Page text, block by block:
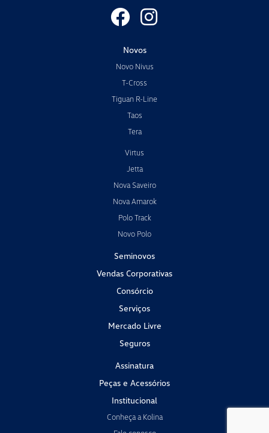
Novos
Novo Nivus
T-Cross
Tiguan R-Line
Taos
Tera
Virtus
Jetta
Nova Saveiro
Nova Amarok
Polo Track
Novo Polo
Seminovos
Vendas Corporativas
Consórcio
Serviços
Mercado Livre
Seguros
Assinatura
Peças e Acessórios
Institucional
Conheça a Kolina